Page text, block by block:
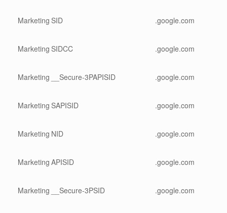
Marketing SID .google.com
Marketing SIDCC .google.com
Marketing __Secure-3PAPISID .google.com
Marketing SAPISID .google.com
Marketing NID .google.com
Marketing APISID .google.com
Marketing __Secure-3PSID .google.com